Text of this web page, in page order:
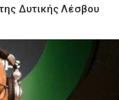
Δυτικής Λέσβου